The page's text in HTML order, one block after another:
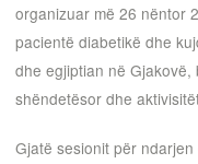
organizuar më 26 nëntor
pacientë diabetikë dhe
dhe egjiptian në
shëndetësor dhe
Gjatë sesionit për